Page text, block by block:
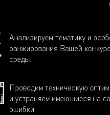
Анализируем тематику и
ранжирования Вашей
среды.
Проводим техническую
и устраняем имеющиеся на
ошибки.